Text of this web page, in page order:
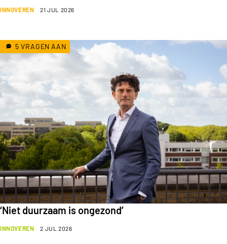
INNOVEREN 21 JUL 2026
INNOVEREN 2 JUL 2026
‘Niet duurzaam is ongezond’
5 VRAGEN AAN